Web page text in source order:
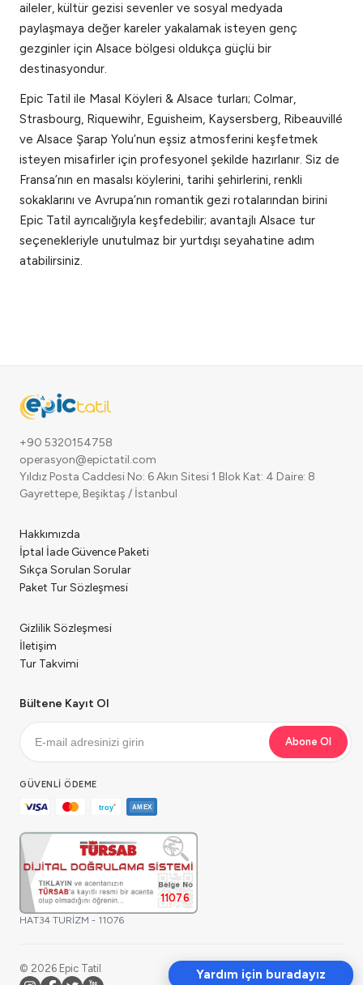
aileler, kültür gezisi sevenler ve sosyal medyada
paylaşmaya değer kareler yakalamak isteyen genç
gezginler için Alsace bölgesi oldukça güçlü bir
destinasyondur.
Epic Tatil ile Masal Köyleri & Alsace turları; Colmar,
Strasbourg, Riquewihr, Eguisheim, Kaysersberg, Ribeauvillé
ve Alsace Şarap Yolu’nun eşsiz atmosferini keşfetmek
isteyen misafirler için profesyonel şekilde hazırlanır. Siz de
Fransa’nın en masalsı köylerini, tarihi şehirlerini, renkli
sokaklarını ve Avrupa’nın romantik gezi rotalarından birini
Epic Tatil ayrıcalığıyla keşfedebilir; avantajlı Alsace tur
seçenekleriyle unutulmaz bir yurtdışı seyahatine adım
atabilirsiniz.
+90 5320154758
operasyon@epictatil.com
Yıldız Posta Caddesi No: 6 Akın Sitesi 1 Blok Kat: 4 Daire: 8
Gayrettepe, Beşiktaş / İstanbul
Hakkımızda
İptal İade Güvence Paketi
Sıkça Sorulan Sorular
Paket Tur Sözleşmesi
Gizlilik Sözleşmesi
İletişim
Tur Takvimi
Bültene Kayıt Ol
Abone Ol
GÜVENLI ÖDEME
11076
HAT34 TURİZM - 11076
© 2026 Epic Tatil Yardım için buradayız